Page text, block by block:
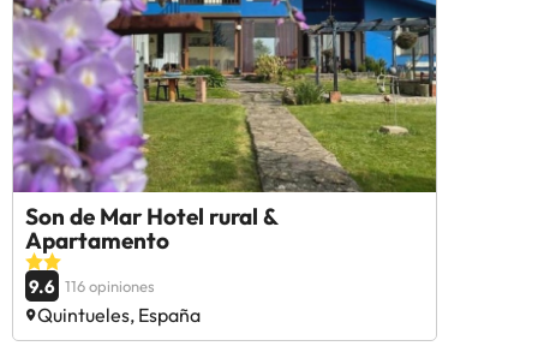
Son de Mar Hotel rural &
Apartamento
9.6 116 opiniones
Quintueles, España